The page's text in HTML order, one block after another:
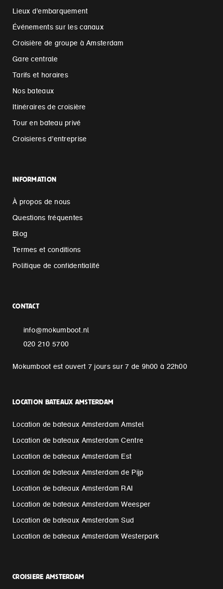
Lieux d’embarquement
Événements sur les canaux
Croisière de groupe à Amsterdam
Gare centrale
Tarifs et horaires
Nos bateaux
Itinéraires de croisière
Tour en bateau privé
Croisieres d’entreprise
INFORMATION
À propos de nous
Questions fréquentes
Blog
Termes et conditions
Politique de confidentialité
CONTACT
info@mokumboot.nl
020 210 5700
Mokumboot est ouvert 7 jours sur 7 de 9h00 à 22h00
LOCATION BATEAUX AMSTERDAM
Location de bateaux Amsterdam Amstel
Location de bateaux Amsterdam Centre
Location de bateaux Amsterdam Est
Location de bateaux Amsterdam de Pijp
Location de bateaux Amsterdam RAI
Location de bateaux Amsterdam Weesper
Location de bateaux Amsterdam Sud
Location de bateaux Amsterdam Westerpark
CROISIERE AMSTERDAM